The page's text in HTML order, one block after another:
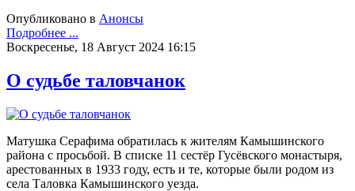
Опубликовано в Анонсы
Подробнее ...
Воскресенье, 18 Август 2024 16:15
О судьбе таловчанок
Матушка Серафима обратилась к жителям Камышинского
района с просьбой. В списке 11 сестёр Гусёвского монастыря,
арестованных в 1933 году, есть и те, которые были родом из
села Таловка Камышинского уезда.